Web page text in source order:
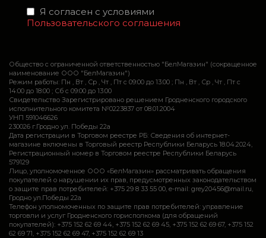
Я согласен с условиями
Пользовательского соглашения
Общество с ограниченной ответственностью "БелМагазин" (сокращенное
наименование ООО "БелМагазин")
Режим работы: Пн , Вт , Ср , Чт , Пт c 09:00 до 13:00 ; Пн , Вт , Ср , Чт , Пт c
14:00 до 18:00 ; Сб c 09:00 до 13:00
Свидетельство Зарегистрировано решением Гродненского городского
исполнительного комитета №0223837 от 08.01.2004
УНП 591046626
230026 г.Гродно ул. Победы 22а
Дата регистрации в Торговом реестре РБ: Сведения об интернет-
магазине включены в Торговый реестр Республики Беларусь 18.04.2024,
Регистрационный номер в Торговом реестре Республики Беларусь
579129
Лицо, уполномоченное ООО «БелМагазин» рассматривать обращения
покупателей о нарушении их прав, предусмотренных законодательством
о защите прав потребителей: +375 29 8 33 55 00, e-mail: grey20456@mail.ru,
Гродно ул.Победы 22а
Телефон уполномоченных по защите прав потребителей: управление
торговли и услуг Гродненского горисполкома (для обращений
покупателей): +375 152 62 69 44, +375 152 62 69 45, +375 152 62 69 67, +375 152
62 69 71, +375 152 62 69 47, +375 152 62 69 13